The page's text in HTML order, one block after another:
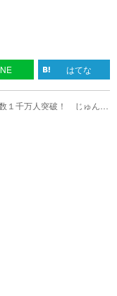
はてな
１千万人突破！ じゅんや